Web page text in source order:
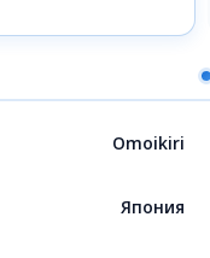
Omoikiri
Япония